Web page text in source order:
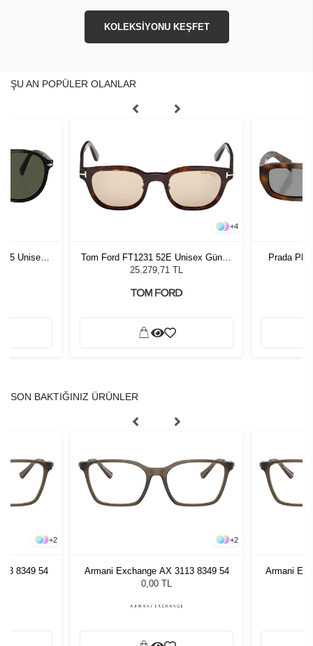
KOLEKSİYONU KEŞFET
ŞU AN POPÜLER OLANLAR
55 Unisex
+4
Tom Ford FT1231 52E Unisex Güneş
Gözlüğü
25.279,71 TL
Prada PR
SON BAKTIĞINIZ ÜRÜNLER
+2
8349 54
+2
Armani Exchange AX 3113 8349 54
0,00 TL
Armani